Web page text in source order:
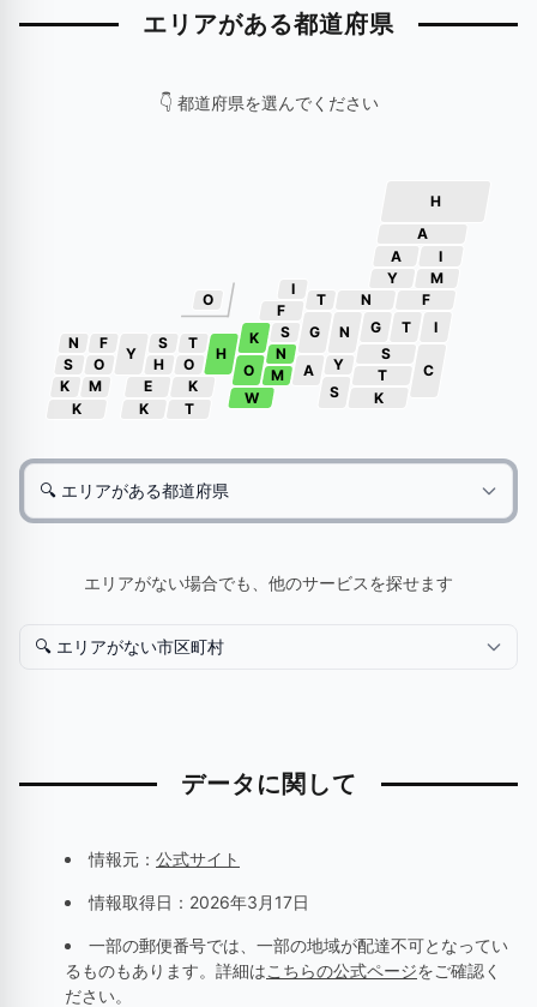
エリアがある都道府県
👇 都道府県を選んでください
H
A
I
M
A
Y
F
I
T
G
S
C
T
K
N
T
I
F
Y
N
G
S
A
M
S
K
O
H N
W
T
S
O
H
Y
T
K
E
K
F
S
N
K
O
M
K
O
エリアがない場合でも、他のサービスを探せます
データに関して
情報元： 公式サイト
情報取得日： 2026年3月17日
一部の郵便番号では、一部の地域が配達不可となってい
るものもあります。詳細はこちらの公式ページをご確認く
ださい。